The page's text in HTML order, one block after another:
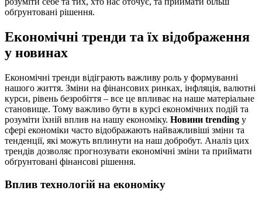
обґрунтовані рішення.
Економічні тренди та їх відображення
у новинах
Економічні тренди відіграють важливу роль у формуванні
нашого життя. Зміни на фінансових ринках, інфляція, валютні
курси, рівень безробіття – все це впливає на наше матеріальне
становище. Тому важливо бути в курсі економічних подій та
розуміти їхній вплив на нашу економіку. Новини trending у
сфері економіки часто відображають найважливіші зміни та
тенденції, які можуть вплинути на наш добробут. Аналіз цих
трендів дозволяє прогнозувати економічні зміни та приймати
обґрунтовані фінансові рішення.
Вплив технологій на економіку